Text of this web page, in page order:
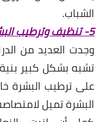
الشباب.
5- تنظيف وترطيب البشرة
وجدت العديد من
تشبه بشكل كبير
على ترطيب البشرة
البشرة تميل